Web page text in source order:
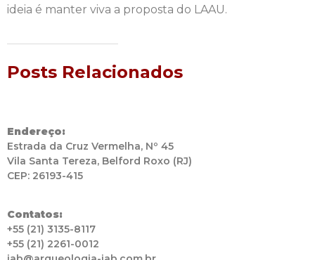
ideia é manter viva a proposta do LAAU.
Posts Relacionados
Endereço:
Estrada da Cruz Vermelha, Nº 45
Vila Santa Tereza, Belford Roxo (RJ)
CEP: 26193-415
Contatos:
+55 (21) 3135-8117
+55 (21) 2261-0012